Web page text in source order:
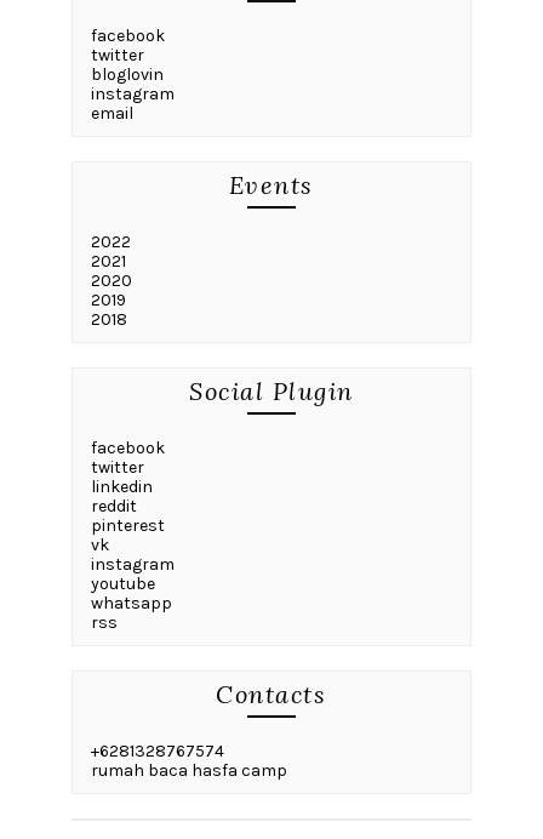
facebook
twitter
bloglovin
instagram
email
Events
2022
2021
2020
2019
2018
Social Plugin
facebook
twitter
linkedin
reddit
pinterest
vk
instagram
youtube
whatsapp
rss
Contacts
+6281328767574
rumah baca hasfa camp